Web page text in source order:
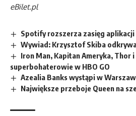
eBilet.pl
Spotify rozszerza zasięg
Wywiad: Krzysztof Skiba
Iron Man, Kapitan Ameryka, Thor
superbohaterowie w HBO GO
Azealia Banks wystąpi w
Największe przeboje Queen na